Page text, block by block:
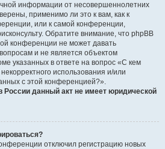
информации от несовершеннолетних
применимо ли это к вам, как к
или к самой конференции,
Обратите внимание, что phpBB
конференции не может давать
и не является объектом
указанных в ответе на вопрос «С кем
использования и/или
с этой конференцией?».
России данный акт не имеет юридической
отключил регистрацию новых